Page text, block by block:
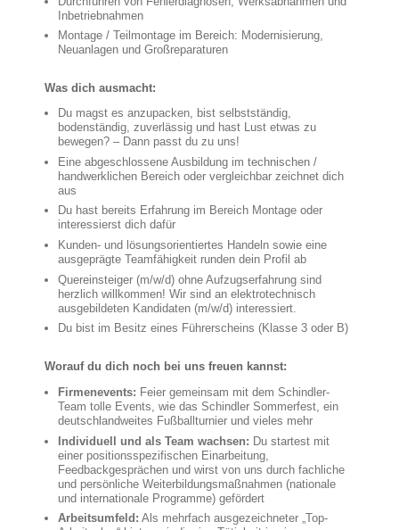
Inbetriebnahmen
Montage / Teilmontage im Bereich: Modernisierung,
Neuanlagen und Großreparaturen
Was dich ausmacht:
Du magst es anzupacken, bist selbstständig,
bodenständig, zuverlässig und hast Lust etwas zu
bewegen? – Dann passt du zu uns!
Eine abgeschlossene Ausbildung im technischen /
handwerklichen Bereich oder vergleichbar zeichnet dich
aus
Du hast bereits Erfahrung im Bereich Montage oder
interessierst dich dafür
Kunden- und lösungsorientiertes Handeln sowie eine
ausgeprägte Teamfähigkeit runden dein Profil ab
Quereinsteiger (m/w/d) ohne Aufzugserfahrung sind
herzlich willkommen! Wir sind an elektrotechnisch
ausgebildeten Kandidaten (m/w/d) interessiert.
Du bist im Besitz eines Führerscheins (Klasse 3 oder B)
Worauf du dich noch bei uns freuen kannst:
Firmenevents: Feier gemeinsam mit dem Schindler-
Team tolle Events, wie das Schindler Sommerfest, ein
deutschlandweites Fußballturnier und vieles mehr
Individuell und als Team wachsen: Du startest mit
einer positionsspezifischen Einarbeitung,
Feedbackgesprächen und wirst von uns durch fachliche
und persönliche Weiterbildungsmaßnahmen (nationale
und internationale Programme) gefördert
Arbeitsumfeld: Als mehrfach ausgezeichneter „Top-